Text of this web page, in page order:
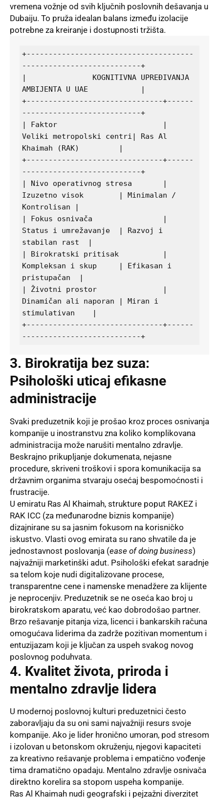
vremena vožnje od svih ključnih poslovnih dešavanja u
Dubaiju. To pruža idealan balans između izolacije
potrebne za kreiranje i dostupnosti tržišta.
+--------------------------------------
---------------------------+
|               KOGNITIVNA UPREĐIVANJA
AMBIJENTA U UAE            |
+-------------------------------+------
---------------------------+
| Faktor                        |
Veliki metropolski centri| Ras Al
Khaimah (RAK)         |
+-------------------------------+------
---------------------------+
| Nivo operativnog stresa       |
Izuzetno visok        | Minimalan /
Kontrolisan |
| Fokus osnivača                |
Status i umrežavanje  | Razvoj i
stabilan rast  |
| Birokratski pritisak          |
Kompleksan i skup     | Efikasan i
pristupačan  |
| Životni prostor               |
Dinamičan ali naporan | Miran i
stimulativan    |
+-------------------------------+------
3. Birokratija bez suza:
Psihološki uticaj efikasne
administracije
Svaki preduzetnik koji je prošao kroz proces osnivanja
kompanije u inostranstvu zna koliko komplikovana
administracija može narušiti mentalno zdravlje.
Beskrajno prikupljanje dokumenata, nejasne
procedure, skriveni troškovi i spora komunikacija sa
državnim organima stvaraju osećaj bespomoćnosti i
frustracije.
U emiratu Ras Al Khaimah, strukture poput RAKEZ i
RAK ICC (za međunarodne biznis kompanije)
dizajnirane su sa jasnim fokusom na korisničko
iskustvo. Vlasti ovog emirata su rano shvatile da je
jednostavnost poslovanja (ease of doing business)
najvažniji marketinški adut. Psihološki efekat saradnje
sa telom koje nudi digitalizovane procese,
transparentne cene i namenske menadžere za klijente
je neprocenjiv. Preduzetnik se ne oseća kao broj u
birokratskom aparatu, već kao dobrodošao partner.
Brzo rešavanje pitanja viza, licenci i bankarskih računa
omogućava liderima da zadrže pozitivan momentum i
entuzijazam koji je ključan za uspeh svakog novog
poslovnog poduhvata.
4. Kvalitet života, priroda i
mentalno zdravlje lidera
U modernoj poslovnoj kulturi preduzetnici često
zaboravljaju da su oni sami najvažniji resurs svoje
kompanije. Ako je lider hronično umoran, pod stresom
i izolovan u betonskom okruženju, njegovi kapaciteti
za kreativno rešavanje problema i empatično vođenje
tima dramatično opadaju. Mentalno zdravlje osnivača
direktno korelira sa stopom uspeha kompanije.
Ras Al Khaimah nudi geografski i pejzažni diverzitet